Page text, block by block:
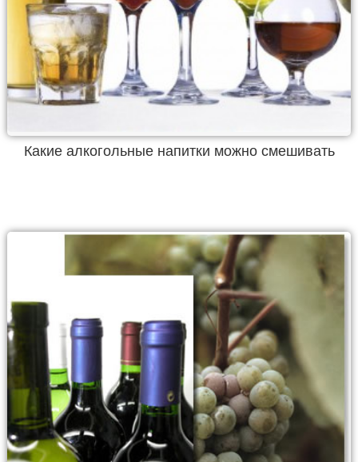
Какие алкогольные напитки можно смешивать